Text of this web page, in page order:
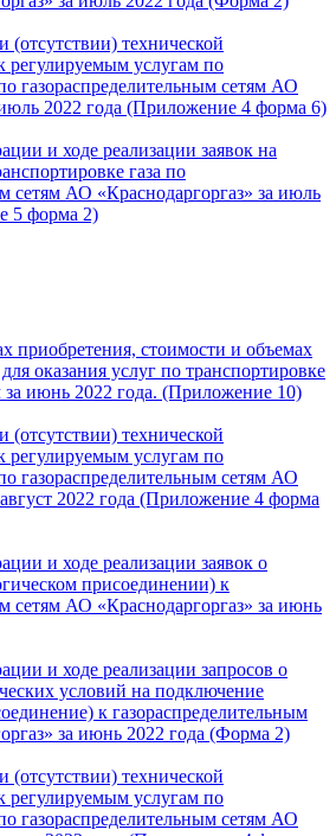
технической
регулируемым услугам по
газораспределительным сетям АО
июль 2022 года (Приложение 4 форма 6)
и ходе реализации заявок на
газа по
сетям АО «Краснодаргоргаз» за июль
5 форма 2)
приобретения, стоимости и объемах
оказания услуг по транспортировке
за июнь 2022 года. (Приложение 10)
технической
регулируемым услугам по
газораспределительным сетям АО
2022 года (Приложение 4 форма
и ходе реализации заявок о
присоединении) к
сетям АО «Краснодаргоргаз» за июнь
и ходе реализации запросов о
условий на подключение
к газораспределительным
за июнь 2022 года (Форма 2)
технической
регулируемым услугам по
газораспределительным сетям АО